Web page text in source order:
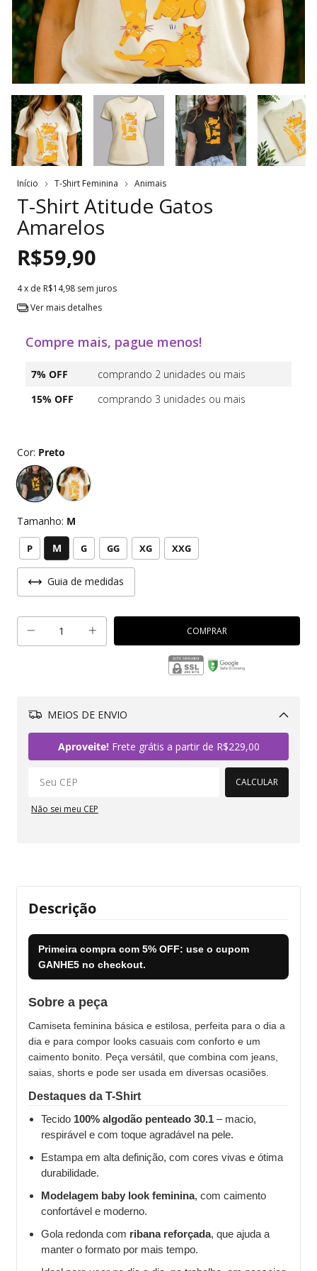
Início T-Shirt Feminina Animais
T-Shirt Atitude Gatos
Amarelos
R$59,90
4x de R$14,98 sem juros
Ver mais detalhes
Compre mais, pague menos!
7% OFF
comprando 2 unidades ou mais
15% OFF
comprando 3 unidades ou mais
Cor: Preto
Tamanho: M
P M G GG XG XXG
Guia de medidas
MEIOS DE ENVIO
Aproveite!Frete grátis a partir de R$229,00
CALCULAR
Não sei meu CEP
Descrição
Primeira compra com 5% OFF: use o cupom
GANHE5 no checkout.
Sobre a peça
Camiseta feminina básica e estilosa, perfeita para o dia a
dia e para compor looks casuais com conforto e um
caimento bonito. Peça versátil, que combina com jeans,
saias, shorts e pode ser usada em diversas ocasiões.
Destaques da T-Shirt
Tecido 100% algodão penteado 30.1 – macio,
respirável e com toque agradável na pele.
Estampa em alta definição, com cores vivas e ótima
durabilidade.
Modelagem baby look feminina, com caimento
confortável e moderno.
Gola redonda com ribana reforçada, que ajuda a
manter o formato por mais tempo.